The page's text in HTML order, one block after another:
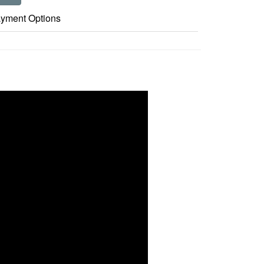
Options